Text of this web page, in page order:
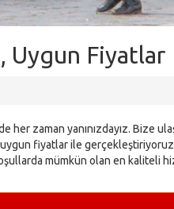
Uygun Fiyatlar
zaman yanınızdayız. Bize
fiyatlar ile
mümkün olan en kaliteli